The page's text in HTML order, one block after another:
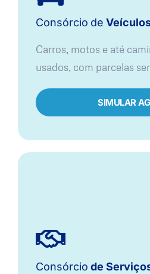
Consórcio de
Carros, motos e até
usados, com parcelas
SIMULAR
Consórcio de